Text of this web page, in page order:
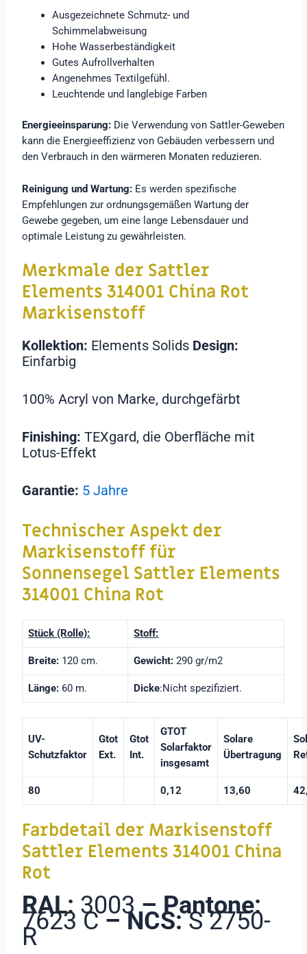
Ausgezeichnete Schmutz- und
Schimmelabweisung
Hohe Wasserbeständigkeit
Gutes Aufrollverhalten
Angenehmes Textilgefühl.
Leuchtende und langlebige Farben
Energieeinsparung: Die Verwendung von Sattler-Geweben
kann die Energieeffizienz von Gebäuden verbessern und
den Verbrauch in den wärmeren Monaten reduzieren.
Reinigung und Wartung: Es werden spezifische
Empfehlungen zur ordnungsgemäßen Wartung der
Gewebe gegeben, um eine lange Lebensdauer und
optimale Leistung zu gewährleisten.
Merkmale der Sattler
Elements 314001 China Rot
Markisenstoff
Kollektion: Elements Solids Design:
Einfarbig
100% Acryl von Marke, durchgefärbt
Finishing: TEXgard, die Oberfläche mit
Lotus-Effekt
Garantie: 5 Jahre
Technischer Aspekt der
Markisenstoff für
Sonnensegel Sattler Elements
314001 China Rot
Stück (Rolle): Stoff:
Breite: 120 cm. Gewicht: 290 gr/m2
Länge: 60 m. Dicke:Nicht spezifiziert.
UV-
Schutzfaktor
Gtot
Ext.
Gtot
Int.
GTOT
Solarfaktor
insgesamt
Solare
Übertragung
80 0,12 13,60
Farbdetail der Markisenstoff
Sattler Elements 314001 China
Rot
RAL: 3003–Pantone:
7623 C– NCS:S 2750-
R